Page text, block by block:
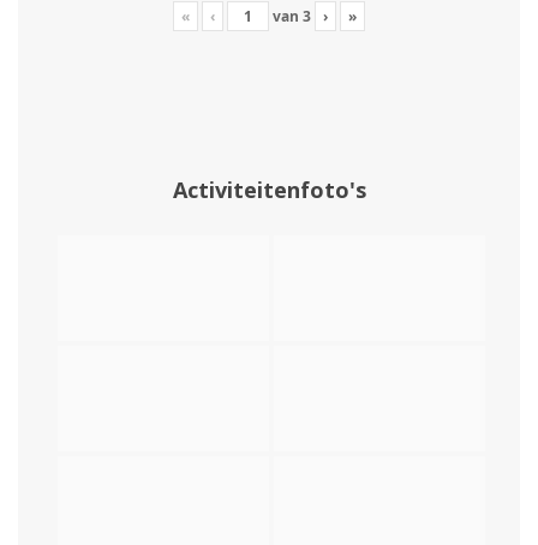
« ‹ van 3 › »
Activiteitenfoto's